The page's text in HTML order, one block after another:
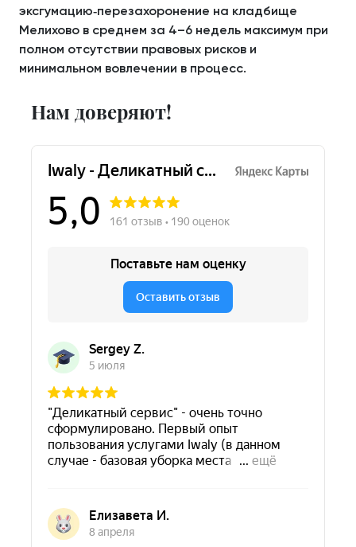
эксгумацию‑перезахоронение на кладбище
Мелихово в среднем за 4–6 недель максимум при
полном отсутствии правовых рисков и
минимальном вовлечении в процесс.
Нам доверяют!